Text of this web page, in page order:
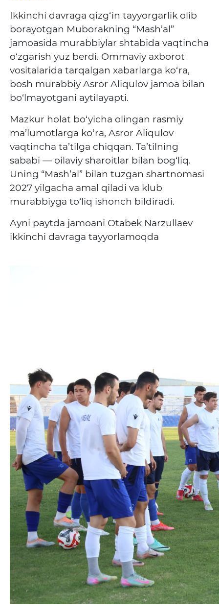
Ikkinchi davraga qizg‘in tayyorgarlik olib
borayotgan Muborakning “Mash’al”
jamoasida murabbiylar shtabida vaqtincha
o‘zgarish yuz berdi. Ommaviy axborot
vositalarida tarqalgan xabarlarga ko‘ra,
bosh murabbiy Asror Aliqulov jamoa bilan
bo‘lmayotgani aytilayapti.
Mazkur holat bo‘yicha olingan rasmiy
ma’lumotlarga ko‘ra, Asror Aliqulov
vaqtincha ta’tilga chiqqan. Ta’tilning
sababi — oilaviy sharoitlar bilan bog‘liq.
Uning “Mash’al” bilan tuzgan shartnomasi
2027 yilgacha amal qiladi va klub
murabbiyga to‘liq ishonch bildiradi.
Ayni paytda jamoani Otabek Narzullaev
ikkinchi davraga tayyorlamoqda